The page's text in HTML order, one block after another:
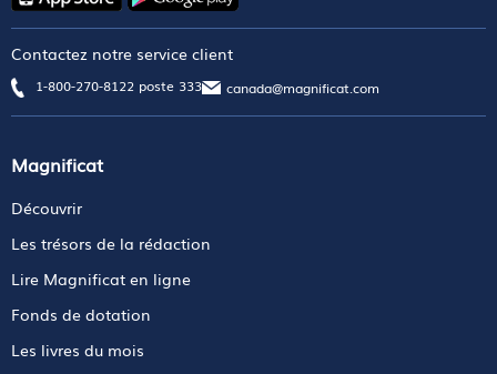
Contactez notre service client
1-800-270-8122 poste 333 canada@magnificat.com
Magnificat
Découvrir
Les trésors de la rédaction
Lire Magnificat en ligne
Fonds de dotation
Les livres du mois